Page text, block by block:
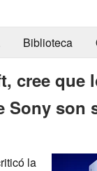
Biblioteca
cree que
Sony son
la